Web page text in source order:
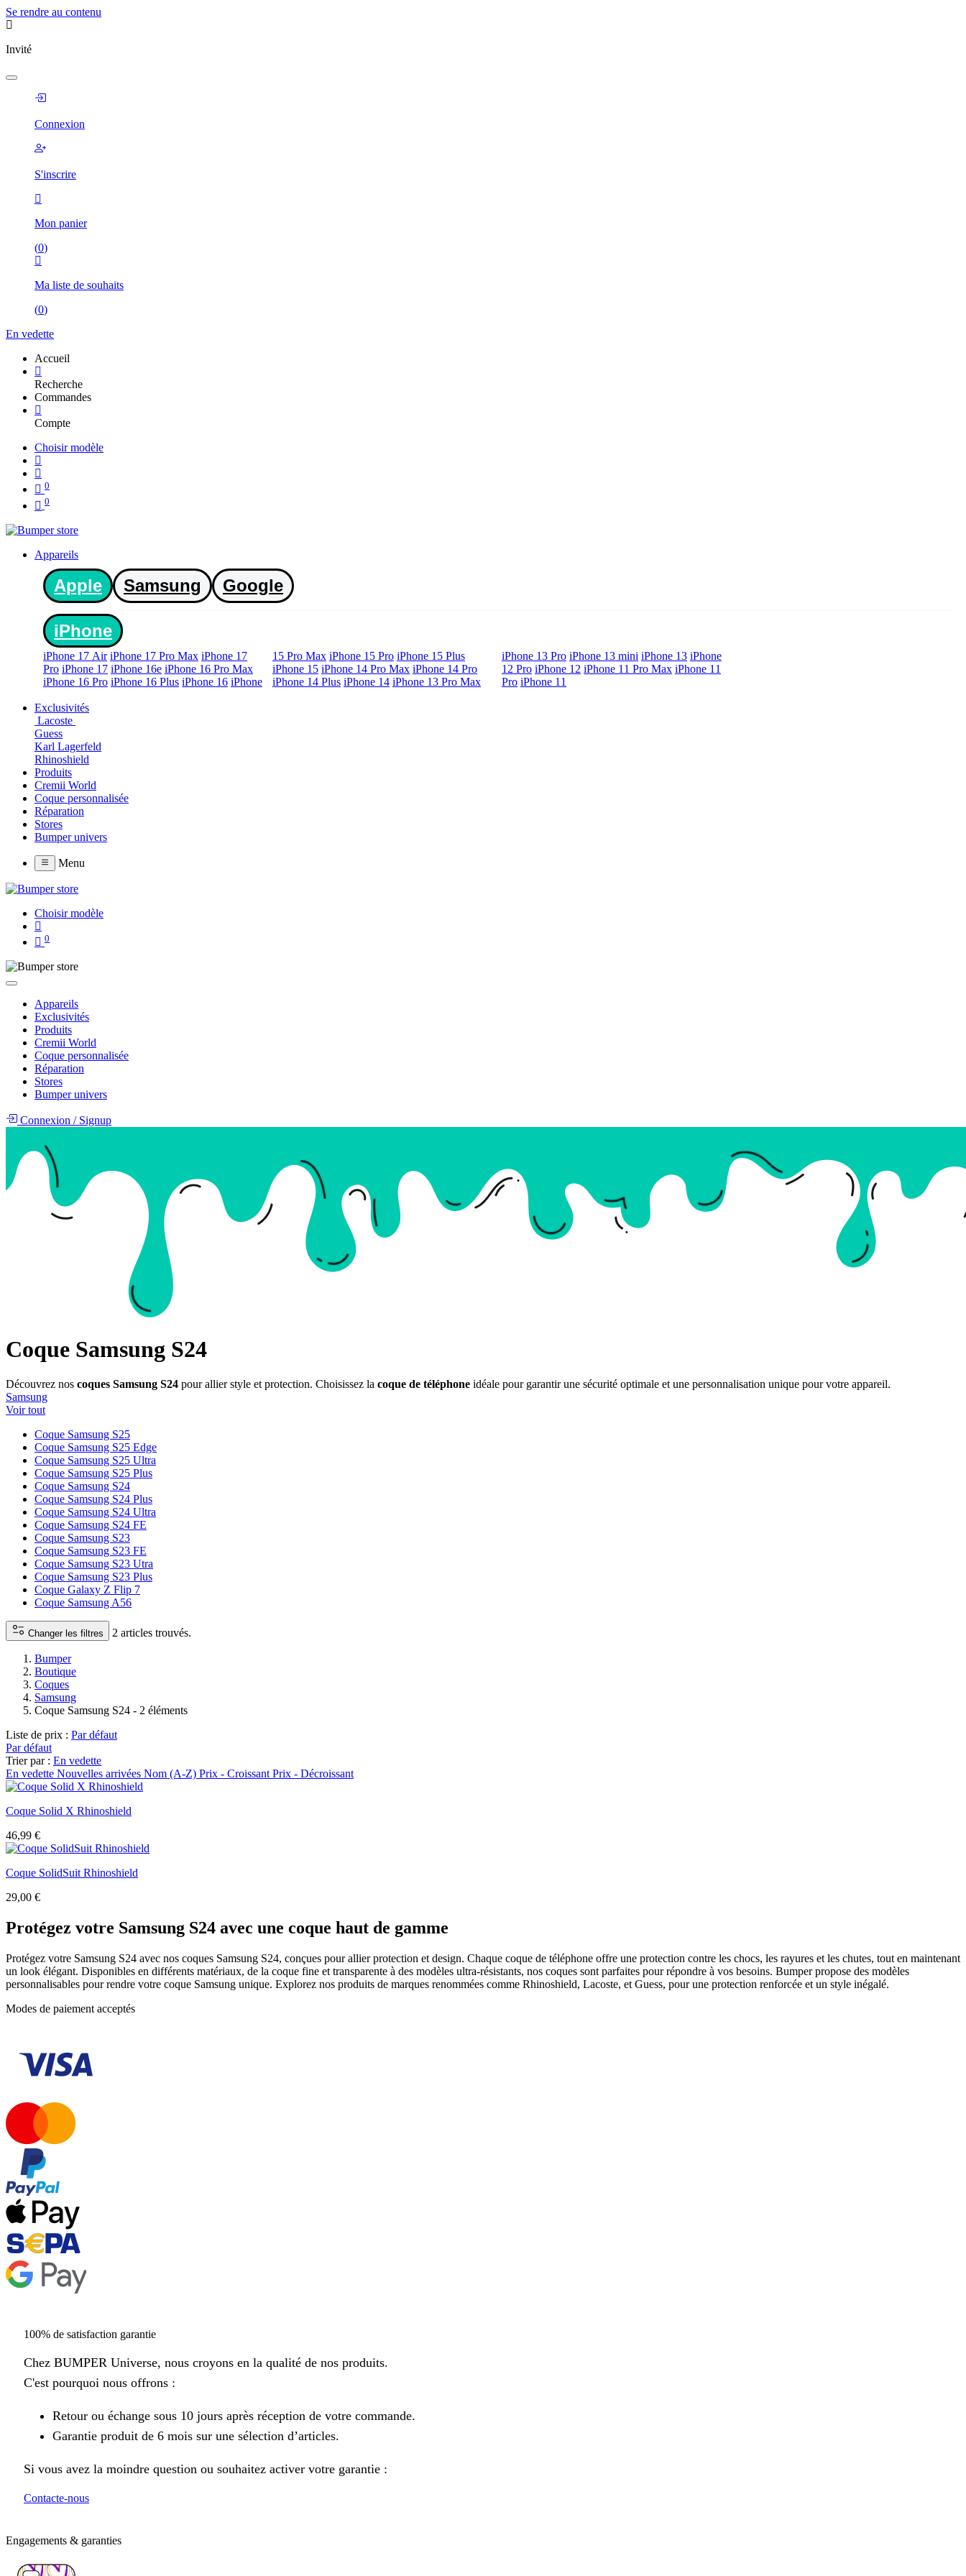
Se rendre au contenu
Invité
Connexion
S'inscrire
Mon panier
(0)
Ma liste de souhaits
(0)
En vedette
Accueil
Recherche
Commandes
Compte
Choisir modèle
0
0
Appareils
Apple Samsung Google
iPhone
iPhone 17 Air iPhone 17 Pro Max iPhone 17
Pro iPhone 17 iPhone 16e iPhone 16 Pro Max
iPhone 16 Pro iPhone 16 Plus iPhone 16 iPhone
15 Pro Max iPhone 15 Pro iPhone 15 Plus
iPhone 15 iPhone 14 Pro Max iPhone 14 Pro
iPhone 14 Plus iPhone 14 iPhone 13 Pro Max
iPhone 13 Pro iPhone 13 mini iPhone 13 iPhone
12 Pro iPhone 12 iPhone 11 Pro Max iPhone 11
Pro iPhone 11
Exclusivités
Lacoste
Guess
Karl Lagerfeld
Rhinoshield
Produits
Cremii World
Coque personnalisée
Réparation
Stores
Bumper univers
Menu
Choisir modèle
0
Appareils
Exclusivités
Produits
Cremii World
Coque personnalisée
Réparation
Stores
Bumper univers
Connexion /Signup
Coque Samsung S24
Découvrez nos coques Samsung S24 pour allier style et protection. Choisissez la coque de téléphone idéale pour garantir une sécurité optimale et une personnalisation unique pour votre appareil.
Samsung
Voir tout
Coque Samsung S25
Coque Samsung S25 Edge
Coque Samsung S25 Ultra
Coque Samsung S25 Plus
Coque Samsung S24
Coque Samsung S24 Plus
Coque Samsung S24 Ultra
Coque Samsung S24 FE
Coque Samsung S23
Coque Samsung S23 FE
Coque Samsung S23 Utra
Coque Samsung S23 Plus
Coque Galaxy Z Flip 7
Coque Samsung A56
Changer les filtres 2 articles trouvés.
Bumper
Boutique
Coques
Samsung
Coque Samsung S24 - 2 éléments
Liste de prix : Par défaut
Par défaut
Trier par : En vedette
En vedette Nouvelles arrivées Nom (A-Z) Prix - Croissant Prix - Décroissant
Coque Solid X Rhinoshield
46,99 €
Coque SolidSuit Rhinoshield
29,00 €
Protégez votre Samsung S24 avec une coque haut de gamme
Protégez votre Samsung S24 avec nos coques Samsung S24, conçues pour allier protection et design. Chaque coque de téléphone offre une protection contre les chocs, les rayures et les chutes, tout en maintenant
un look élégant. Disponibles en différents matériaux, de la coque fine et transparente à des modèles ultra-résistants, nos coques sont parfaites pour répondre à vos besoins. Bumper propose des modèles
personnalisables pour rendre votre coque Samsung unique. Explorez nos produits de marques renommées comme Rhinoshield, Lacoste, et Guess, pour une protection renforcée et un style inégalé.
Modes de paiement acceptés
100% de satisfaction garantie
Chez BUMPER Universe, nous croyons en la qualité de nos produits.
C'est pourquoi nous offrons :
Retour ou échange sous 10 jours après réception de votre commande.
Garantie produit de 6 mois sur une sélection d’articles.
Si vous avez la moindre question ou souhaitez activer votre garantie :
Contacte-nous
Engagements & garanties